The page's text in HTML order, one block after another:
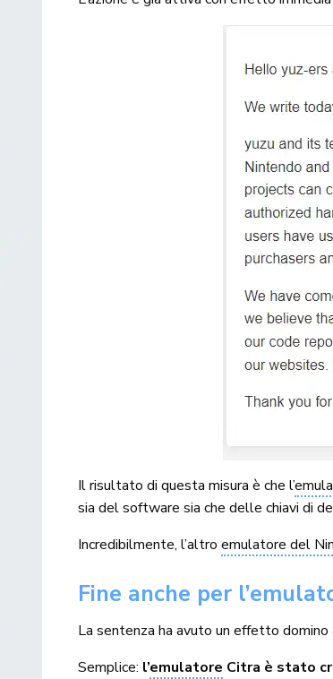
Il risultato di questa misura è che l’
sia del software sia che delle chiavi di
Incredibilmente, l’altroemulatore del
Fine anche per
La sentenza ha avuto un effetto domino
Semplice: l’emulatore Citra è stato